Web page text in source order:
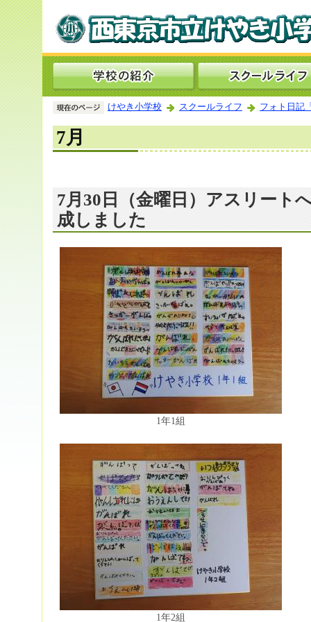
けやき小学校 スクールライフ フォト日記
7月
7月30日（金曜日）アスリート
成しました
1年1組
1年2組